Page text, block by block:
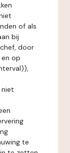
of als
bij
door
op
te